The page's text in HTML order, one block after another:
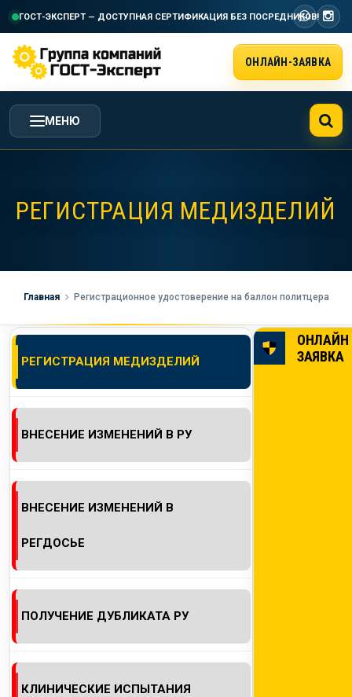
ГОСТ-ЭКСПЕРТ — ДОСТУПНАЯ СЕРТИФИКАЦИЯ БЕЗ ПОСРЕДНИКОВ!
ОНЛАЙН-ЗАЯВКА
МЕНЮ
УСЛУГИ ГК ГОСТ-ЭКСПЕРТ
СТОИМОСТЬ РАБОТ
НАША КОМПАНИЯ
КОНТАКТЫ
РЕГИСТРАЦИЯ МЕДИЗДЕЛИЙ
Главная Регистрационное удостоверение на баллон политцера
РЕГИСТРАЦИЯ МЕДИЗДЕЛИЙ
ВНЕСЕНИЕ ИЗМЕНЕНИЙ В РУ
ВНЕСЕНИЕ ИЗМЕНЕНИЙ В
РЕГДОСЬЕ
ПОЛУЧЕНИЕ ДУБЛИКАТА РУ
КЛИНИЧЕСКИЕ ИСПЫТАНИЯ
ОНЛАЙН
ЗАЯВКА